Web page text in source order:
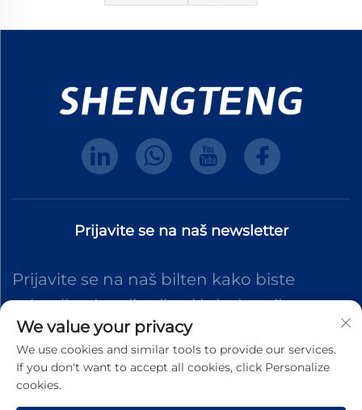
Prijavite se na naš newsletter
Prijavite se na naš bilten kako biste
primali najnovije vijesti iz industrije,
ažuriranja i uvide od našeg tima.
We value your privacy
We use cookies and similar tools to provide our services.
If you don't want to accept all cookies, click Personalize
cookies.